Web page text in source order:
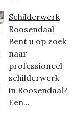
Schilderwerk
Roosendaal
Bent u op zoek
naar
professioneel
schilderwerk
in Roosendaal?
Een...